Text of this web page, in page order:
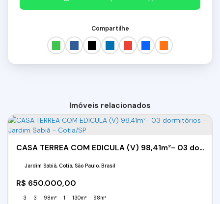
Compartilhe
Imóveis relacionados
CASA TERREA COM EDICULA (V) 98,41m²- 03 dormitórios - Jardim Sabiá - Cotia/SP
R$ 650.000,00
Jardim Sabiá, Cotia, São Paulo, Brasil
3 3 98m² 1 130m² 98m²